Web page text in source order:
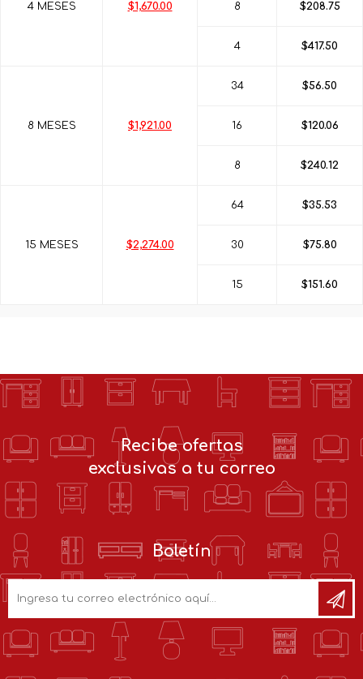
4 MESES $1,670.00 8 $208.75
4 $417.50
8 MESES $1,921.00
34 $56.50
16 $120.06
8 $240.12
15 MESES $2,274.00
64 $35.53
30 $75.80
15 $151.60
Recibe ofertas
exclusivas a tu correo
Boletín